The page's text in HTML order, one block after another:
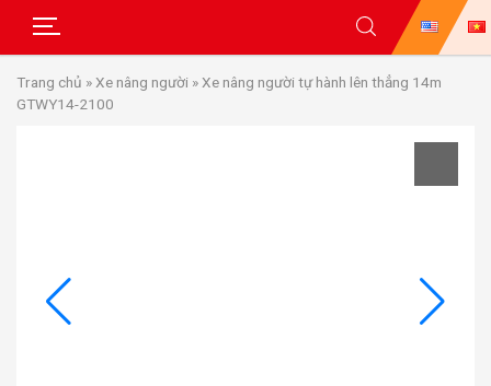
Trang chủ »Xe nâng người »Xe nâng người tự hành lên thẳng 14m
GTWY14-2100